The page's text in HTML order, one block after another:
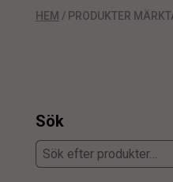
HEM / PRODUKTER
Sök